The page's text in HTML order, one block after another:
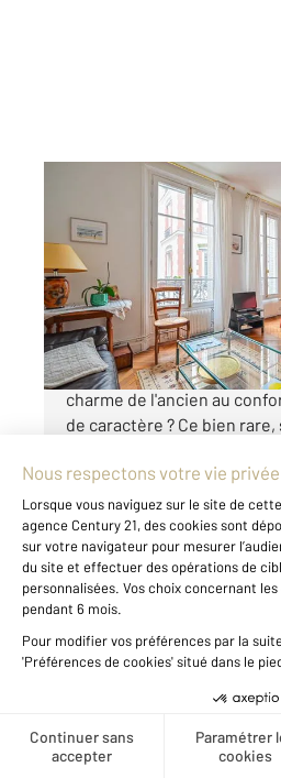
Créer
PARIS 75011
83,24 m
, 3 pièces
Ref : 15235
Appartement F3 à
749 000 €
Vous rêvez d'un
charme de l'ancien au
de caractère ? Ce bien
vous. Implanté au calme
Voir le détail